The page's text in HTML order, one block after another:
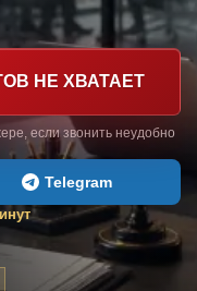
НЕ ХВАТАЕТ
если звонить неудобно
Telegram